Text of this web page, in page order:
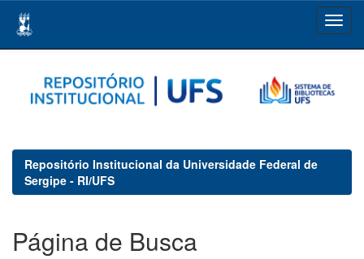
navigation
Repositório Institucional da Universidade Federal de
Sergipe - RI/UFS
Página de Busca